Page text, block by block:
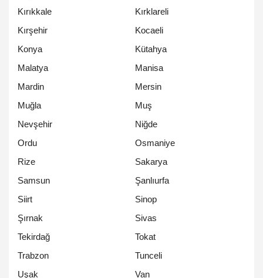
Kırıkkale
Kırklareli
Kırşehir
Kocaeli
Konya
Kütahya
Malatya
Manisa
Mardin
Mersin
Muğla
Muş
Nevşehir
Niğde
Ordu
Osmaniye
Rize
Sakarya
Samsun
Şanlıurfa
Siirt
Sinop
Şırnak
Sivas
Tekirdağ
Tokat
Trabzon
Tunceli
Uşak
Van